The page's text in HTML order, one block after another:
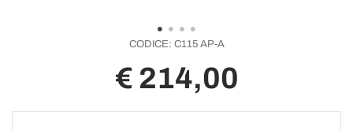
CODICE: C115 AP-A
€ 214,00